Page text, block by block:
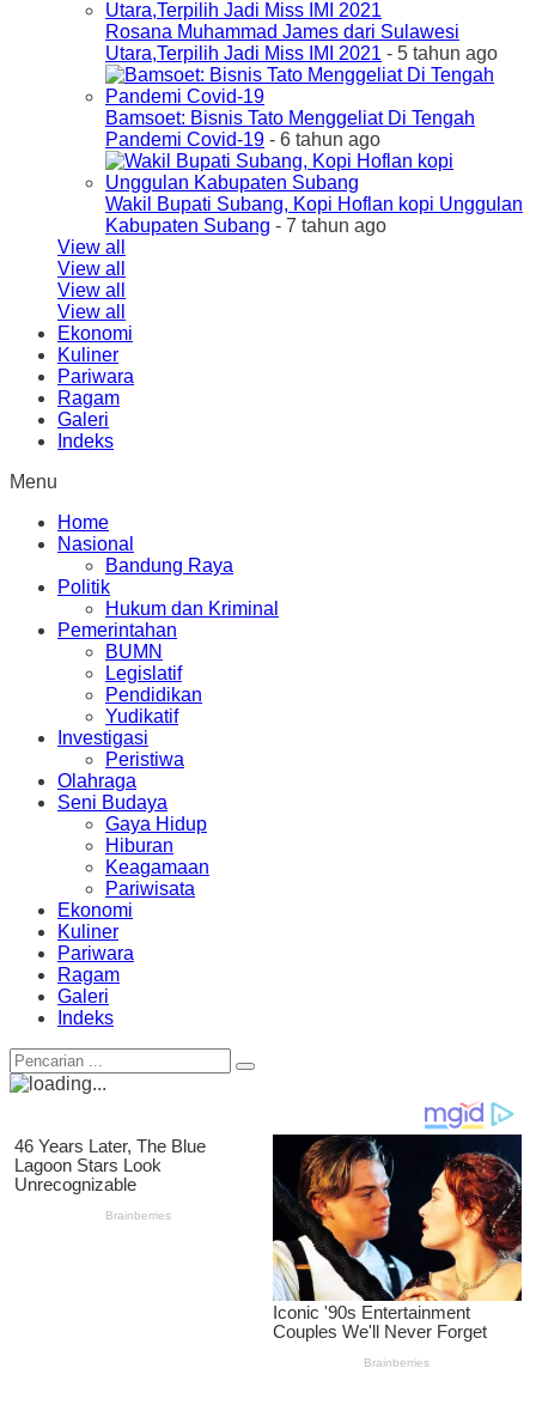
Rosana Muhammad James dari Sulawesi
Utara,Terpilih Jadi Miss IMI 2021 - 5 tahun ago
Bamsoet: Bisnis Tato Menggeliat Di Tengah
Pandemi Covid-19 - 6 tahun ago
Wakil Bupati Subang, Kopi Hoflan kopi Unggulan
Kabupaten Subang - 7 tahun ago
View all
View all
View all
View all
Ekonomi
Kuliner
Pariwara
Ragam
Galeri
Indeks
Menu
Home
Nasional
Bandung Raya
Politik
Hukum dan Kriminal
Pemerintahan
BUMN
Legislatif
Pendidikan
Yudikatif
Investigasi
Peristiwa
Olahraga
Seni Budaya
Gaya Hidup
Hiburan
Keagamaan
Pariwisata
Ekonomi
Kuliner
Pariwara
Ragam
Galeri
Indeks